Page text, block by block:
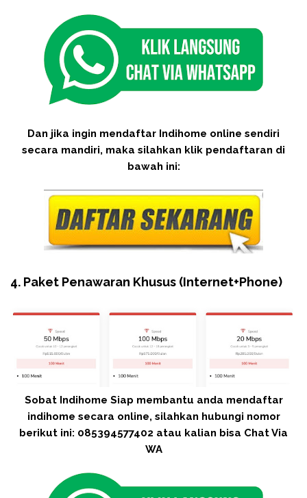
Dan jika ingin mendaftar Indihome online sendiri
secara mandiri, maka silahkan klik pendaftaran di
bawah ini:
4. Paket Penawaran Khusus (Internet+Phone)
Sobat Indihome Siap membantu anda mendaftar
indihome secara online, silahkan hubungi nomor
berikut ini: 085394577402 atau kalian bisa Chat Via
WA